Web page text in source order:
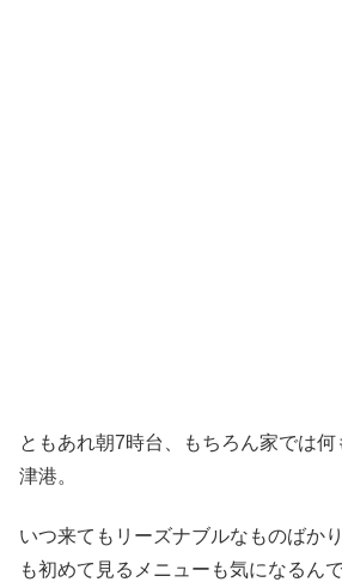
ともあれ朝7時台、もちろん家では
津港。
いつ来てもリーズナブルなものばか
も初めて見るメニューも気になるん